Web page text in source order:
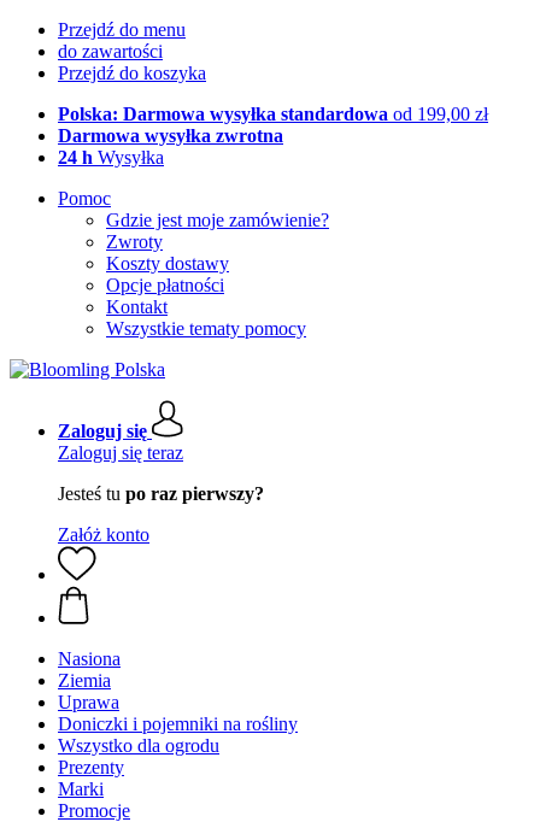
Przejdź do menu
do zawartości
Przejdź do koszyka
Polska: Darmowa wysyłka standardowa od 199,00 zł
Darmowa wysyłka zwrotna
24 h Wysyłka
Pomoc
Gdzie jest moje zamówienie?
Zwroty
Koszty dostawy
Opcje płatności
Kontakt
Wszystkie tematy pomocy
Zaloguj się
Zaloguj się teraz
Jesteś tu po raz pierwszy?
Załóż konto
Nasiona
Ziemia
Uprawa
Doniczki i pojemniki na rośliny
Wszystko dla ogrodu
Prezenty
Marki
Promocje